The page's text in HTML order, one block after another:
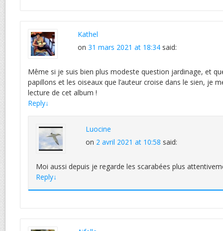
Kathel
on 31 mars 2021 at 18:34 said:
Même si je suis bien plus modeste question jardinage, et
papillons et les oiseaux que l’auteur croise dans le sien, je
lecture de cet album !
Reply↓
Luocine
on 2 avril 2021 at 10:58 said:
Moi aussi depuis je regarde les scarabées plus
Reply↓